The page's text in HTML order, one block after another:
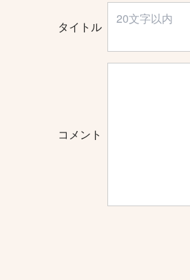
タイトル
コメント